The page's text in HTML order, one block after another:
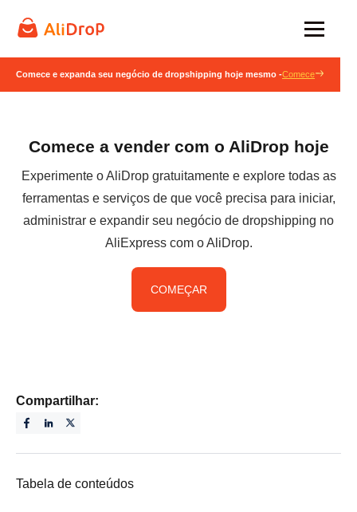
Comece e expanda seu negócio de dropshipping hoje mesmo -Comece
Comece a vender com o AliDrop hoje
Experimente o AliDrop gratuitamente e explore todas as
ferramentas e serviços de que você precisa para iniciar,
administrar e expandir seu negócio de dropshipping no
AliExpress com o AliDrop.
COMEÇAR
Compartilhar:
Tabela de conteúdos